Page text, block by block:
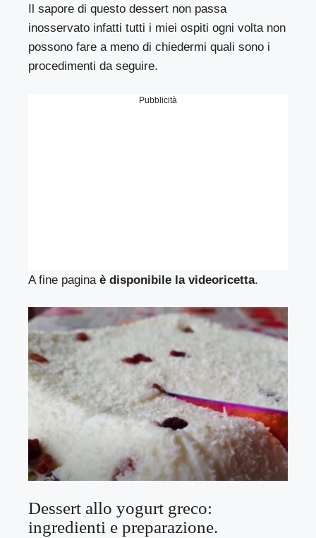
Il sapore di questo dessert non passa
inosservato infatti tutti i miei ospiti ogni volta non
possono fare a meno di chiedermi quali sono i
procedimenti da seguire.
Pubblicità
A fine paginaè disponibile la videoricetta.
Dessert allo yogurt greco:
ingredienti e preparazione.